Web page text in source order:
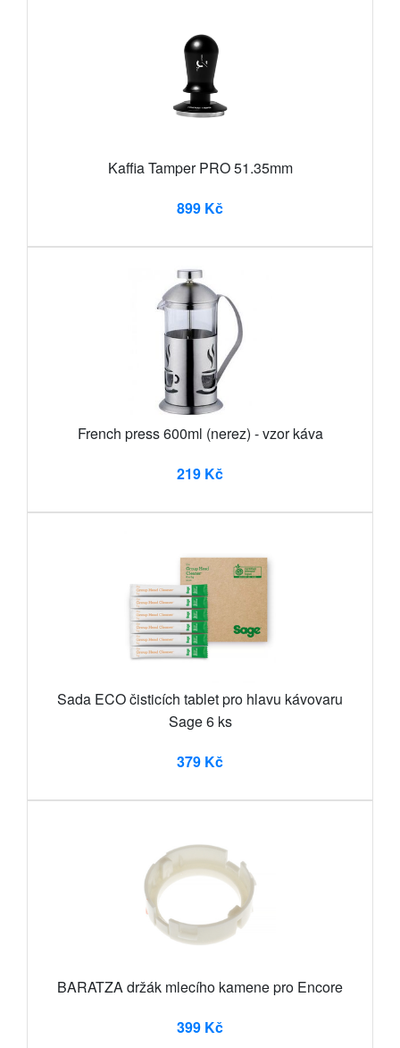
Kaffia Tamper PRO 51.35mm
899 Kč
French press 600ml (nerez) - vzor káva
219 Kč
Sada ECO čisticích tablet pro hlavu kávovaru
Sage 6 ks
379 Kč
BARATZA držák mlecího kamene pro Encore
399 Kč